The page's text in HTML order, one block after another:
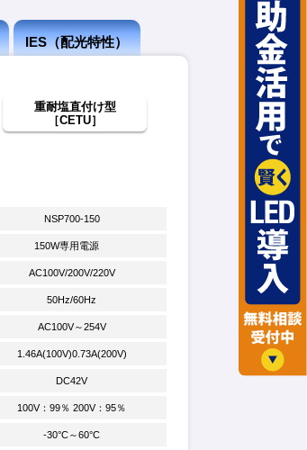
IES（配光特性）
重耐塩直付け型
［CETU］
NSP700-150
150W専用電源
AC100V/200V/220V
50Hz/60Hz
AC100V～254V
1.46A(100V)0.73A(200V)
DC42V
100V：99％ 200V：95％
-30°C～60°C